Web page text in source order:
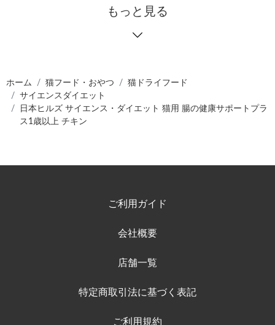
もっと見る
ホーム 猫フード・おやつ
猫ドライフード
サイエンスダイエット
日本ヒルズ サイエンス・ダイエット 猫用 腸の健康サポートプラ
ス1歳以上 チキン
ご利用ガイド
会社概要
店舗一覧
特定商取引法に基づく表記
ご利用規約